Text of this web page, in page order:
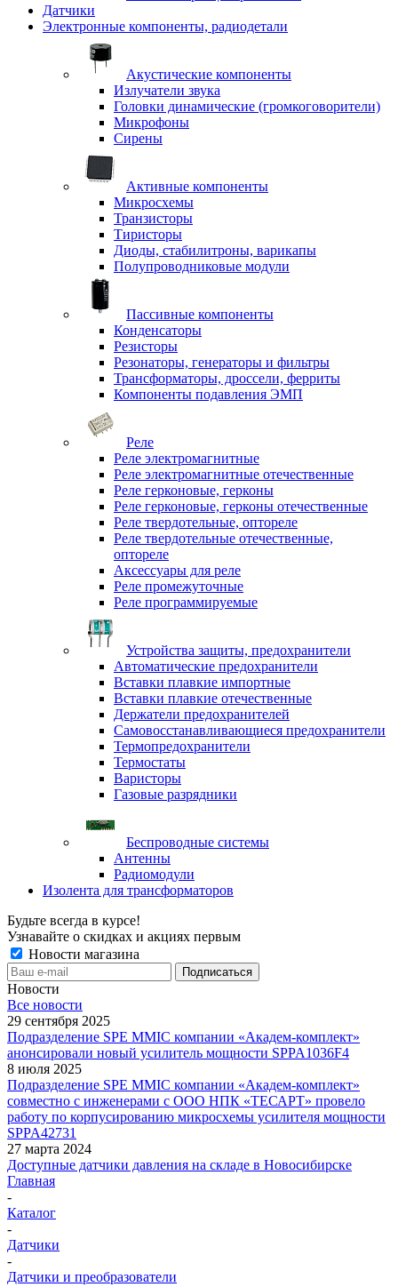
Датчики
Электронные компоненты, радиодетали
Акустические компоненты
Излучатели звука
Головки динамические (громкоговорители)
Микрофоны
Сирены
Активные компоненты
Микросхемы
Транзисторы
Тиристоры
Диоды, стабилитроны, варикапы
Полупроводниковые модули
Пассивные компоненты
Конденсаторы
Резисторы
Резонаторы, генераторы и фильтры
Трансформаторы, дроссели, ферриты
Компоненты подавления ЭМП
Реле
Реле электромагнитные
Реле электромагнитные отечественные
Реле герконовые, герконы
Реле герконовые, герконы отечественные
Реле твердотельные, оптореле
Реле твердотельные отечественные,
оптореле
Аксессуары для реле
Реле промежуточные
Реле программируемые
Устройства защиты, предохранители
Автоматические предохранители
Вставки плавкие импортные
Вставки плавкие отечественные
Держатели предохранителей
Самовосстанавливающиеся предохранители
Термопредохранители
Термостаты
Варисторы
Газовые разрядники
Беспроводные системы
Антенны
Радиомодули
Изолента для трансформаторов
Будьте всегда в курсе!
Узнавайте о скидках и акциях первым
Новости магазина
Новости
Все новости
29 сентября 2025
Подразделение SPE MMIC компании «Академ-комплект»
анонсировали новый усилитель мощности SPPA1036F4
8 июля 2025
Подразделение SPE MMIC компании «Академ-комплект»
совместно с инженерами с ООО НПК «ТЕСАРТ» провело
работу по корпусированию микросхемы усилителя мощности
SPPA42731
27 марта 2024
Доступные датчики давления на складе в Новосибирске
Главная
-
Каталог
-
Датчики
-
Датчики и преобразователи